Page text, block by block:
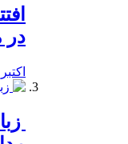
در
اکتبر 22, 2019